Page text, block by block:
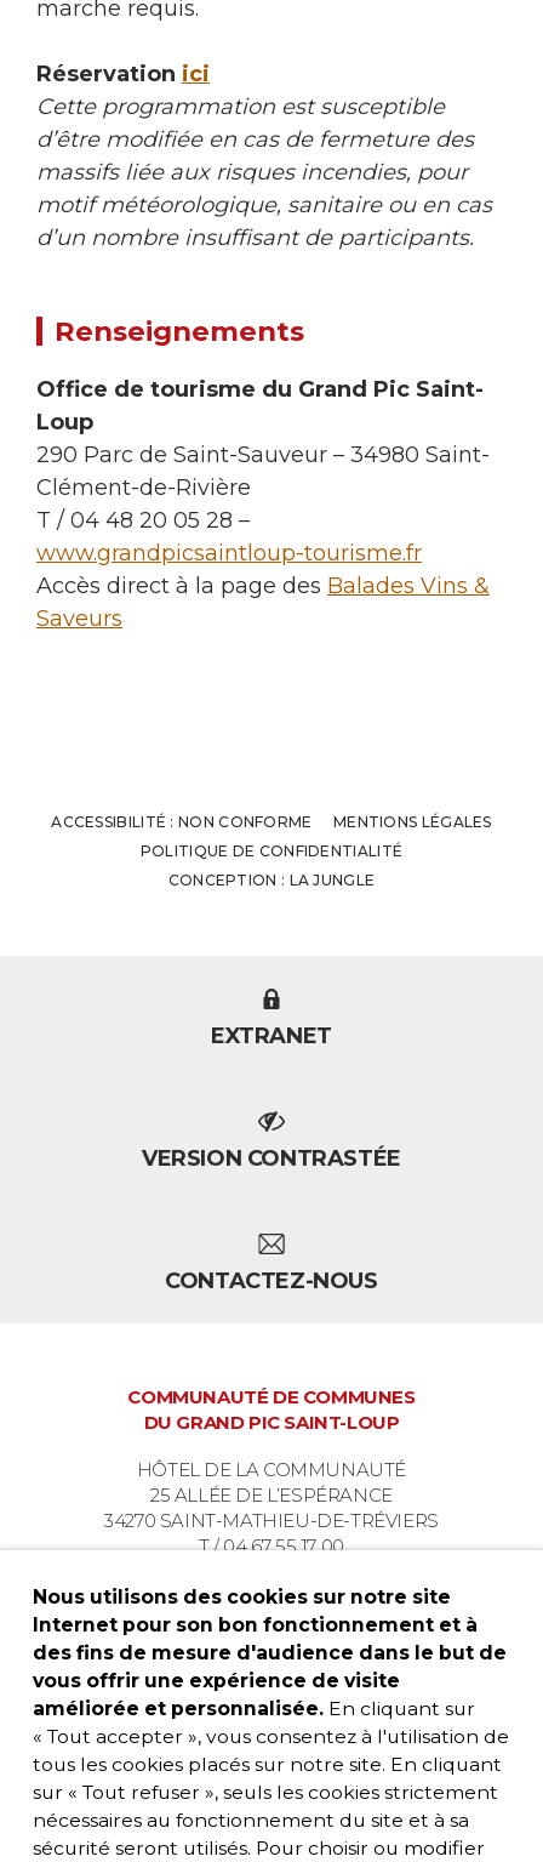
marche requis.
Réservation ici
Cette programmation est susceptible
d’être modifiée en cas de fermeture des
massifs liée aux risques incendies, pour
motif météorologique, sanitaire ou en cas
d’un nombre insuffisant de participants.
Renseignements
Office de tourisme du Grand Pic Saint-
Loup
290 Parc de Saint-Sauveur – 34980 Saint-
Clément-de-Rivière
T / 04 48 20 05 28 –
www.grandpicsaintloup-tourisme.fr
Accès direct à la page des Balades Vins &
Saveurs
ACCESSIBILITÉ : NON CONFORME
MENTIONS LÉGALES
POLITIQUE DE CONFIDENTIALITÉ
CONCEPTION : LA JUNGLE
EXTRANET
VERSION CONTRASTÉE
CONTACTEZ-NOUS
COMMUNAUTÉ DE COMMUNES
DU GRAND PIC SAINT-LOUP
HÔTEL DE LA COMMUNAUTÉ
25 ALLÉE DE L’ESPÉRANCE
34270 SAINT-MATHIEU-DE-TRÉVIERS
T / 04 67 55 17 00
Nous utilisons des cookies sur notre site
Internet pour son bon fonctionnement et à
des fins de mesure d'audience dans le but de
vous offrir une expérience de visite
améliorée et personnalisée. En cliquant sur
« Tout accepter », vous consentez à l'utilisation de
tous les cookies placés sur notre site. En cliquant
sur « Tout refuser », seuls les cookies strictement
nécessaires au fonctionnement du site et à sa
sécurité seront utilisés. Pour choisir ou modifier